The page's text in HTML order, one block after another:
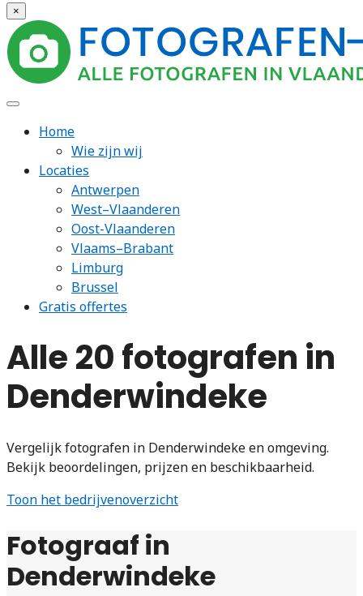
×
Home
Wie zijn wij
Locaties
Antwerpen
West–Vlaanderen
Oost-Vlaanderen
Vlaams–Brabant
Limburg
Brussel
Gratis offertes
Alle 20 fotografen in
Denderwindeke
Vergelijk fotografen in Denderwindeke en omgeving.
Bekijk beoordelingen, prijzen en beschikbaarheid.
Toon het bedrijvenoverzicht
Fotograaf in
Denderwindeke